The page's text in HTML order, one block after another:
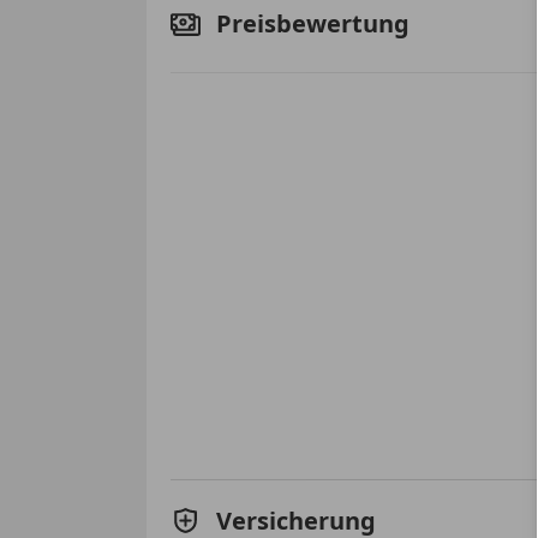
Preisbewertung
Versicherung